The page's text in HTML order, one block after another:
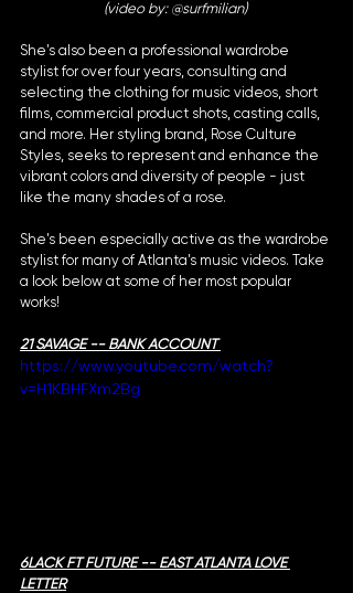
(video by: @surfmilian)
She's also been a professional wardrobe
stylist for over four years, consulting and
selecting the clothing for music videos, short
films, commercial product shots, casting calls,
and more. Her styling brand, Rose Culture
Styles, seeks to represent and enhance the
vibrant colors and diversity of people - just
like the many shades of a rose.
She's been especially active as the wardrobe
stylist for many of Atlanta's music videos. Take
a look below at some of her most popular
works!
21 SAVAGE -- BANK ACCOUNT
https://www.youtube.com/watch?
v=H1KBHFXm2Bg
6LACK FT FUTURE -- EAST ATLANTA LOVE
LETTER